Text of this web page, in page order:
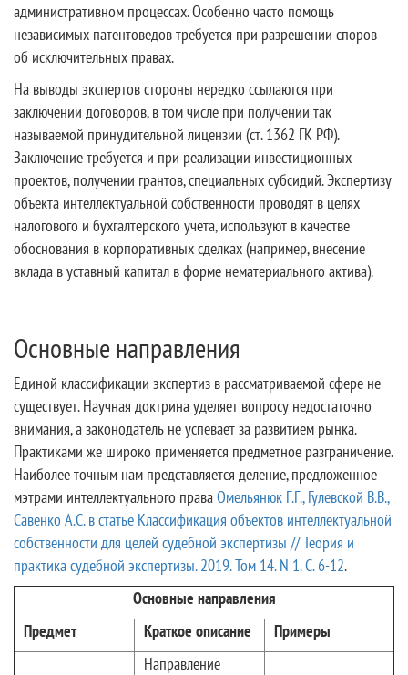
административном процессах. Особенно часто помощь
независимых патентоведов требуется при разрешении споров
об исключительных правах.
На выводы экспертов стороны нередко ссылаются при
заключении договоров, в том числе при получении так
называемой принудительной лицензии (ст. 1362 ГК РФ).
Заключение требуется и при реализации инвестиционных
проектов, получении грантов, специальных субсидий. Экспертизу
объекта интеллектуальной собственности проводят в целях
налогового и бухгалтерского учета, используют в качестве
обоснования в корпоративных сделках (например, внесение
вклада в уставный капитал в форме нематериального актива).
Основные направления
Единой классификации экспертиз в рассматриваемой сфере не
существует. Научная доктрина уделяет вопросу недостаточно
внимания, а законодатель не успевает за развитием рынка.
Практиками же широко применяется предметное разграничение.
Наиболее точным нам представляется деление, предложенное
мэтрами интеллектуального праваОмельянюк Г.Г., Гулевской В.В.,
Савенко А.С. в статье Классификация объектов интеллектуальной
собственности для целей судебной экспертизы // Теория и
практика судебной экспертизы. 2019. Том 14. N 1. С. 6-12.
Основные направления
Предмет
Краткое описание Примеры
Направление